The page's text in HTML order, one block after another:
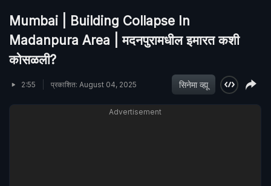
Mumbai | Building Collapse In
Madanpura Area | मदनपुरामधील इमारत कशी
कोसळली?
2:55 प्रकाशित: August 04, 2025 सिनेमा व्ह्यू
Advertisement